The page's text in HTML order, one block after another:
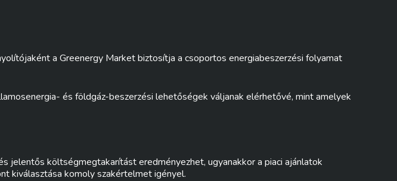
a Greenergy Market biztosítja a csoportos energiabeszerzési folyamat
és földgáz-beszerzési lehetőségek váljanak elérhetővé, mint amelyek
költségmegtakarítást eredményezhet, ugyanakkor a piaci ajánlatok
kiválasztása komoly szakértelmet igényel.